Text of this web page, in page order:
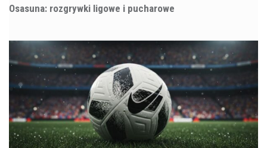
Osasuna: rozgrywki ligowe i pucharowe